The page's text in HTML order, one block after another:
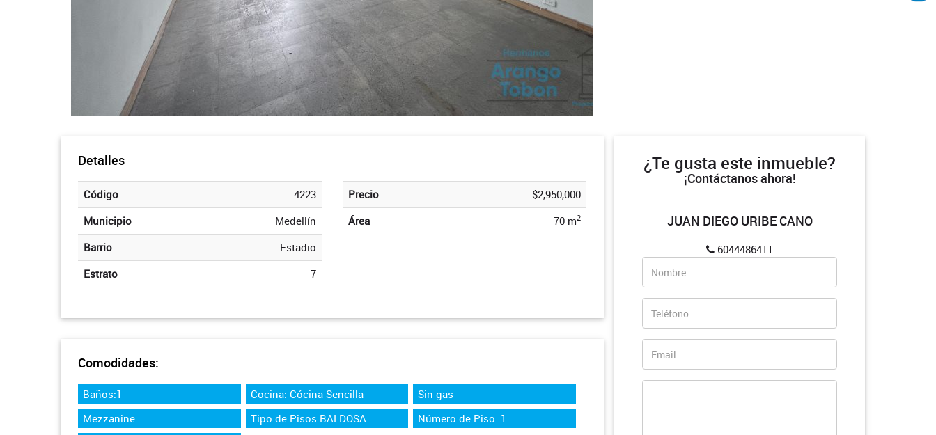
Detalles
Código
4223
Municipio
Medellín
Barrio
Estadio
Estrato
7
Precio
$2,950,000
Área
70 m2
Comodidades:
Baños:1 Cocina: Cócina Sencilla
Sin gas
Mezzanine
Tipo de Pisos:BALDOSA
Número de Piso: 1
¿Te gusta este inmueble?
¡Contáctanos ahora!
JUAN DIEGO URIBE CANO
6044486411